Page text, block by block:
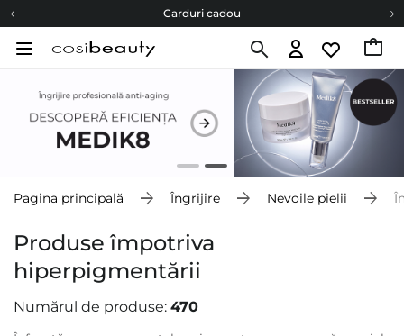
Livrare mai ieftină pentru comenzile de la 150 RON!
Carduri cadou
Livrare mai ieftină pentru comenzile de la 150 RON!
Fii eco cu noi
Pagina principală Îngrijire Nevoile pielii
Produse împotriva
hiperpigmentării
Numărul de produse: 470